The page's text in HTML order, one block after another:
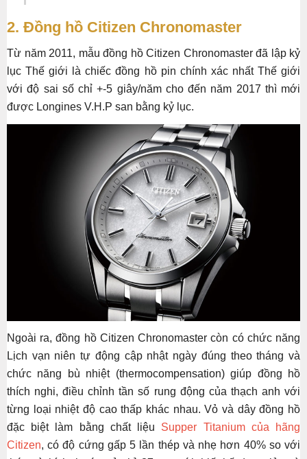
2. Đồng hồ Citizen Chronomaster
Từ năm 2011, mẫu đồng hồ Citizen Chronomaster đã lập kỷ
lục Thế giới là chiếc đồng hồ pin chính xác nhất Thế giới
với độ sai số chỉ +-5 giây/năm cho đến năm 2017 thì mới
được Longines V.H.P san bằng kỷ lục.
Ngoài ra, đồng hồ Citizen Chronomaster còn có chức năng
Lịch vạn niên tự động cập nhật ngày đúng theo tháng và
chức năng bù nhiệt (thermocompensation) giúp đồng hồ
thích nghi, điều chỉnh tần số rung động của thạch anh với
từng loại nhiệt độ cao thấp khác nhau. Vỏ và dây đồng hồ
đặc biệt làm bằng chất liệu Supper Titanium của hãng
Citizen, có độ cứng gấp 5 lần thép và nhẹ hơn 40% so với